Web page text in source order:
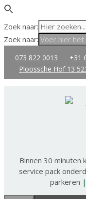
Zoek naar:
Zoek naar:
naar073 822 0013 +31
Ploossche Hof 13
Binnen 30 minuten
service pack
parkeren |